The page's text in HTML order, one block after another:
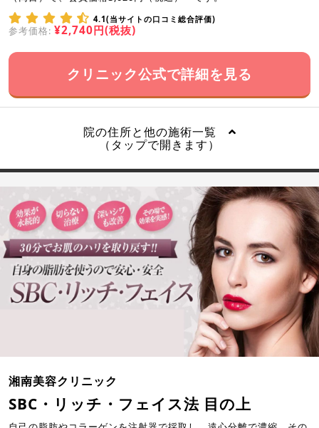
4.1(当サイトの口コミ総合評価)
参考価格: ¥2,740円(税抜)
クリニック公式で詳細を見る
院の住所と他の施術一覧
（タップで開きます）
湘南美容クリニック
SBC・リッチ・フェイス法 目の上